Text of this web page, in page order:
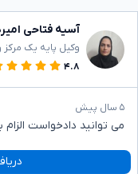
آسیه فتاحی
وکیل پایه یک
۴.۸
۵ سال پیش
می توانید دادخواست